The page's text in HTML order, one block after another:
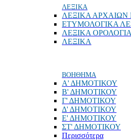
ΛΕΞΙΚΑ
ΛΕΞΙΚΑ
ΕΤΥΜΟΛΟΓΙΚΑ
ΛΕΞΙΚΑ
ΛΕΞΙΚΑ
ΒΟΗΘΗΜΑ
Α' ΔΗΜΟΤΙΚΟΥ
Β' ΔΗΜΟΤΙΚΟΥ
Γ' ΔΗΜΟΤΙΚΟΥ
Δ' ΔΗΜΟΤΙΚΟΥ
Ε' ΔΗΜΟΤΙΚΟΥ
ΣΤ' ΔΗΜΟΤΙΚΟΥ
Περισσότερα